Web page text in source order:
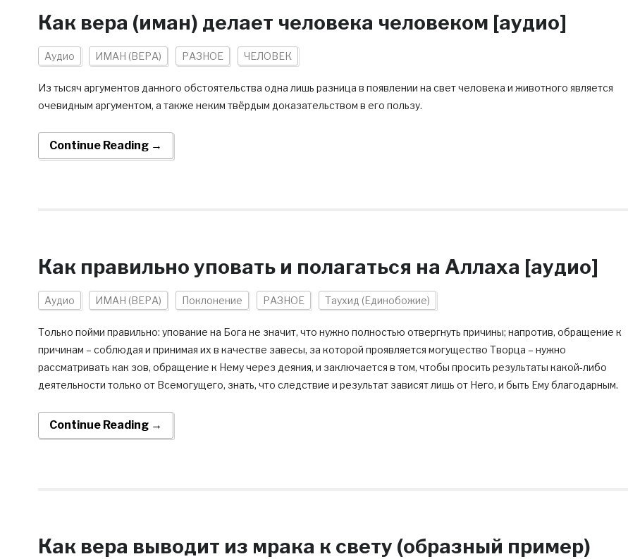
Как вера (иман) делает человека человеком [аудио]
Аудио ИМАН (ВЕРА) РАЗНОЕ ЧЕЛОВЕК
Из тысяч аргументов данного обстоятельства одна лишь разница в появлении на свет человека и животного является
очевидным аргументом, а также неким твёрдым доказательством в его пользу.
Continue Reading →
Как правильно уповать и полагаться на Аллаха [аудио]
Аудио ИМАН (ВЕРА) Поклонение РАЗНОЕ Таухид (Единобожие)
Только пойми правильно: упование на Бога не значит, что нужно полностью отвергнуть причины; напротив, обращение к
причинам – соблюдая и принимая их в качестве завесы, за которой проявляется могущество Творца – нужно
рассматривать как зов, обращение к Нему через деяния, и заключается в том, чтобы просить результаты какой-либо
деятельности только от Всемогущего, знать, что следствие и результат зависят лишь от Него, и быть Ему благодарным.
Continue Reading →
Как вера выводит из мрака к свету (образный пример)